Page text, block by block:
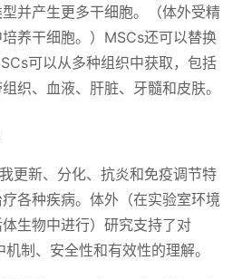
并产生更多干细胞。（体外受精
养干细胞。）MSCs还可以替换
可以从多种组织中获取，包括
织、血液、肝脏、牙髓和皮肤。
更新、分化、抗炎和免疫调节特
各种疾病。体外（在实验室环境
生物中进行）研究支持了对
制、安全性和有效性的理解。